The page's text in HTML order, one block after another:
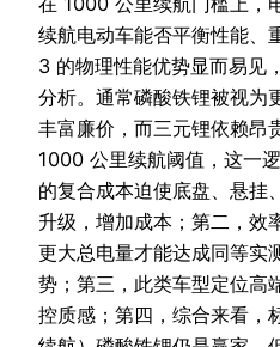
续航电动车能否平衡性能、
3 的物理性能优势显而易见
分析。通常磷酸铁锂被视为
丰富廉价，而三元锂依赖昂
1000 公里续航阈值，这一
的复合成本迫使底盘、悬挂
升级，增加成本；第二，效
更大总电量才能达成同等实
势；第三，此类车型定位高
控质感；第四，综合来看，